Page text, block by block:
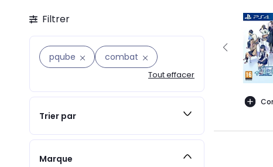
Filtrer
pqube combat
Tout effacer
Trier par
Marque